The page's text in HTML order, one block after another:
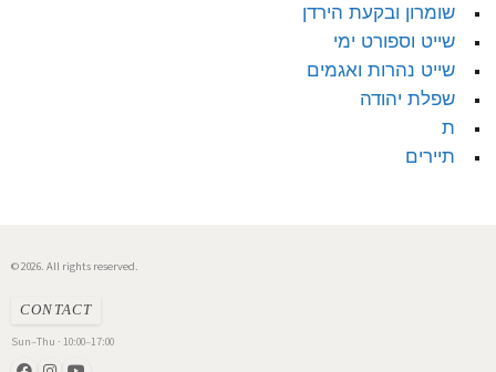
שומרון ובקעת הירדן
שייט וספורט ימי
שייט נהרות ואגמים
שפלת יהודה
ת
תיירים
© 2026. All rights reserved.
CONTACT
Sun–Thu · 10:00–17:00